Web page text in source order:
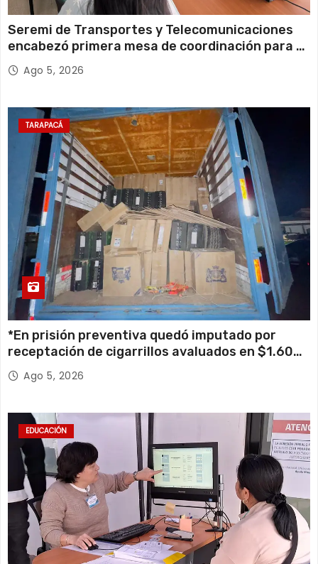
Seremi de Transportes y Telecomunicaciones
encabezó primera mesa de coordinación para el
retiro de cables en desuso en Iquique
Ago 5, 2026
TARAPACÁ
*En prisión preventiva quedó imputado por
receptación de cigarrillos avaluados en $1.600
millones*
Ago 5, 2026
EDUCACIÓN